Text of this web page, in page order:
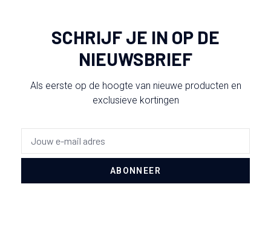
SCHRIJF JE IN OP DE
NIEUWSBRIEF
Als eerste op de hoogte van nieuwe producten en
exclusieve kortingen
ABONNEER